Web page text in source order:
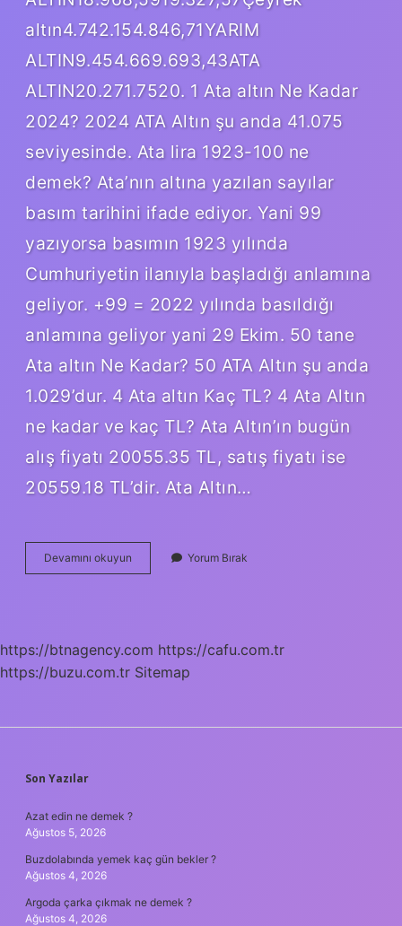
altın4.742.154.846,71YARIM
ALTIN9.454.669.693,43ATA
ALTIN20.271.7520. 1 Ata altın Ne Kadar
2024? 2024 ATA Altın şu anda 41.075
seviyesinde. Ata lira 1923-100 ne
demek? Ata’nın altına yazılan sayılar
basım tarihini ifade ediyor. Yani 99
yazıyorsa basımın 1923 yılında
Cumhuriyetin ilanıyla başladığı anlamına
geliyor. +99 = 2022 yılında basıldığı
anlamına geliyor yani 29 Ekim. 50 tane
Ata altın Ne Kadar? 50 ATA Altın şu anda
1.029’dur. 4 Ata altın Kaç TL? 4 Ata Altın
ne kadar ve kaç TL? Ata Altın’ın bugün
alış fiyatı 20055.35 TL, satış fiyatı ise
20559.18 TL’dir. Ata Altın…
Devamını okuyun
Tane
Yorum Bırak
https://btnagency.com https://cafu.com.tr
https://buzu.com.tr Sitemap
SIDEBAR
Son Yazılar
Azat edin ne demek ?
Ağustos 5, 2026
Buzdolabında yemek kaç gün bekler ?
Ağustos 4, 2026
Argoda çarka çıkmak ne demek ?
Ağustos 4, 2026